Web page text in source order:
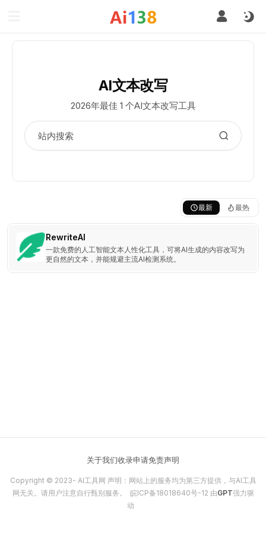
AI文本改写
2026年最佳 1 个AI文本改写工具
最新 最热
RewriteAI
一款免费的人工智能文本人性化工具，可将AI生成的内容改写为
更自然的文本，并能规避主流AI检测系统。
关于我们收录申请免责声明
Copyright © 2023- AI工具网 声明：网站上的服务均为第三方提供，与AI工具
网无关。请用户注意自行甄别服务。 皖ICP备18018640号-12 由GPT强力驱
动